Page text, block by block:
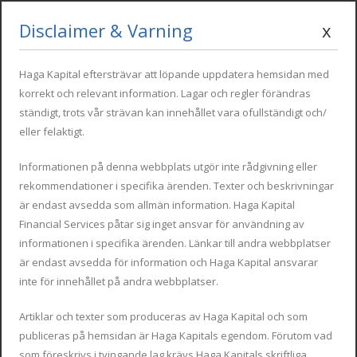
Disclaimer & Varning x
Haga Kapital eftersträvar att löpande uppdatera hemsidan med
korrekt och relevant information. Lagar och regler förändras
ständigt, trots vår strävan kan innehållet vara ofullständigt och/
eller felaktigt.
Informationen på denna webbplats utgör inte rådgivning eller
rekommendationer i specifika ärenden. Texter och beskrivningar
är endast avsedda som allmän information. Haga Kapital
Financial Services påtar sig inget ansvar för användning av
informationen i specifika ärenden. Länkar till andra webbplatser
är endast avsedda för information och Haga Kapital ansvarar
inte för innehållet på andra webbplatser.
Artiklar och texter som produceras av Haga Kapital och som
publiceras på hemsidan är Haga Kapitals egendom. Förutom vad
Mon - Fri : 09:00 - 17:00
+34 616 854 498
NIE